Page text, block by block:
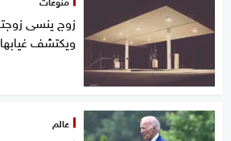
زوج ينسى
ويكتشف غيابها بعد
عالم